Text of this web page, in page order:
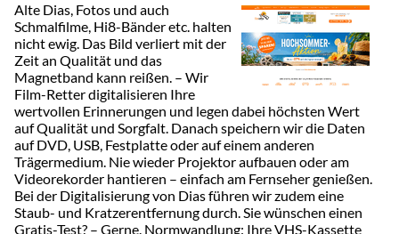
Alte Dias, Fotos und auch
Schmalfilme, Hi8-Bänder etc. halten
nicht ewig. Das Bild verliert mit der
Zeit an Qualität und das
Magnetband kann reißen. – Wir
Film-Retter digitalisieren Ihre
wertvollen Erinnerungen und legen dabei höchsten Wert
auf Qualität und Sorgfalt. Danach speichern wir die Daten
auf DVD, USB, Festplatte oder auf einem anderen
Trägermedium. Nie wieder Projektor aufbauen oder am
Videorekorder hantieren – einfach am Fernseher genießen.
Bei der Digitalisierung von Dias führen wir zudem eine
Staub- und Kratzerentfernung durch. Sie wünschen einen
Gratis-Test? – Gerne. Normwandlung: Ihre VHS-Kassette